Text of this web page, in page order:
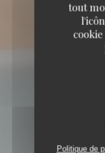
tout
Politique de